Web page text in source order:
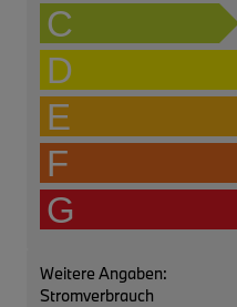
C
D
E
F
G
Weitere Angaben:
Stromverbrauch